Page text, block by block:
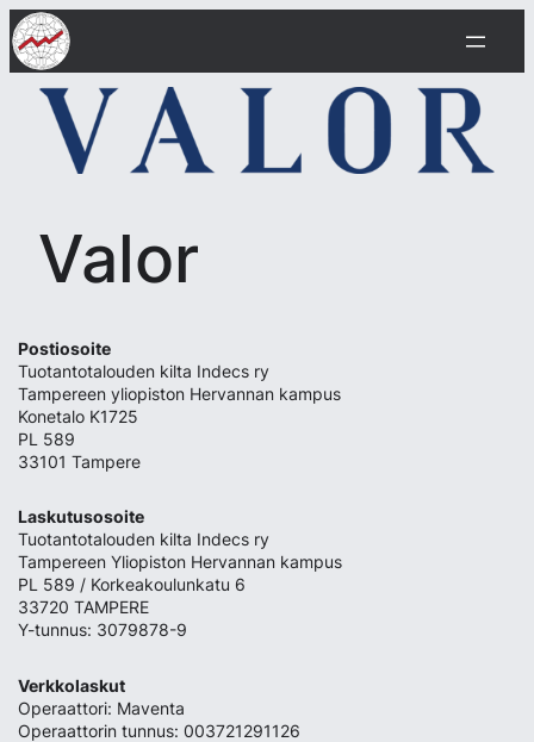
Siirry
sisältöön
Valor
Postiosoite
Tuotantotalouden kilta Indecs ry
Tampereen yliopiston Hervannan kampus
Konetalo K1725
PL 589
33101 Tampere
Laskutusosoite
Tuotantotalouden kilta Indecs ry
Tampereen Yliopiston Hervannan kampus
PL 589 / Korkeakoulunkatu 6
33720 TAMPERE
Y-tunnus: 3079878-9
Verkkolaskut
Operaattori: Maventa
Operaattorin tunnus: 003721291126